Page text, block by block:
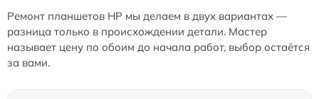
Ремонт планшетов HP мы делаем в двух вариантах —
разница только в происхождении детали. Мастер
называет цену по обоим до начала работ, выбор остаётся
за вами.